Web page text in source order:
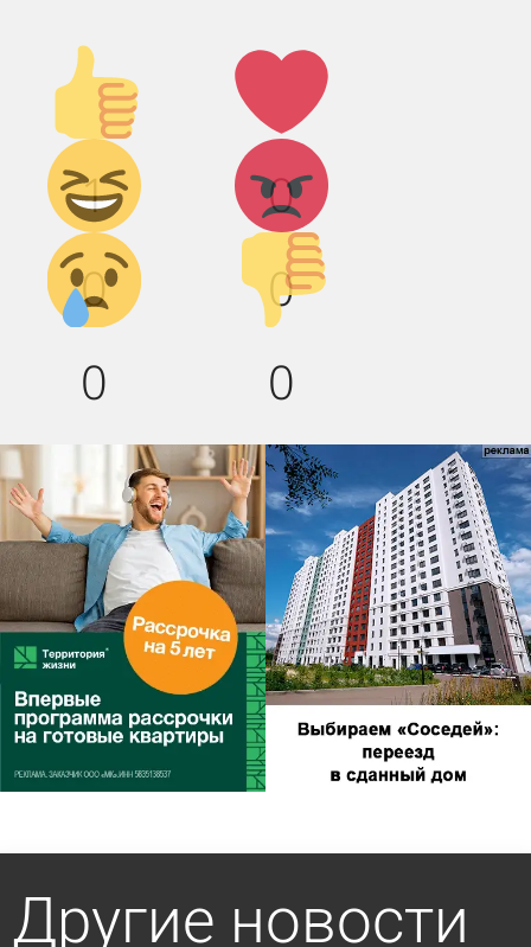
Палец
вверх!
1
Лайк!
0
Дикий
смех!
0
Агрессия!
0
Грусть :(
0
Палец
вниз!
0
Другие новости